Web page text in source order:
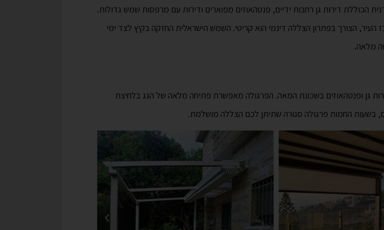
הכוללת דירות גן רחבות ידיים, פנטהאוזים מפוארים ודירות עם מרפסות שמש גדולות.
העיר, הצורך בפתרון הצללה דינמי הוא קריטי. השמש הישראלית החזקה בקיץ לצד ימי
מלאה.
גן ופנטהאוזים בשכונת המאה. הפרגולה מאפשרת פתיחה מלאה של הגג בלחיצת
בשעות החמות פרגולה סגורה שתיתן לכם הצללה מושלמת.